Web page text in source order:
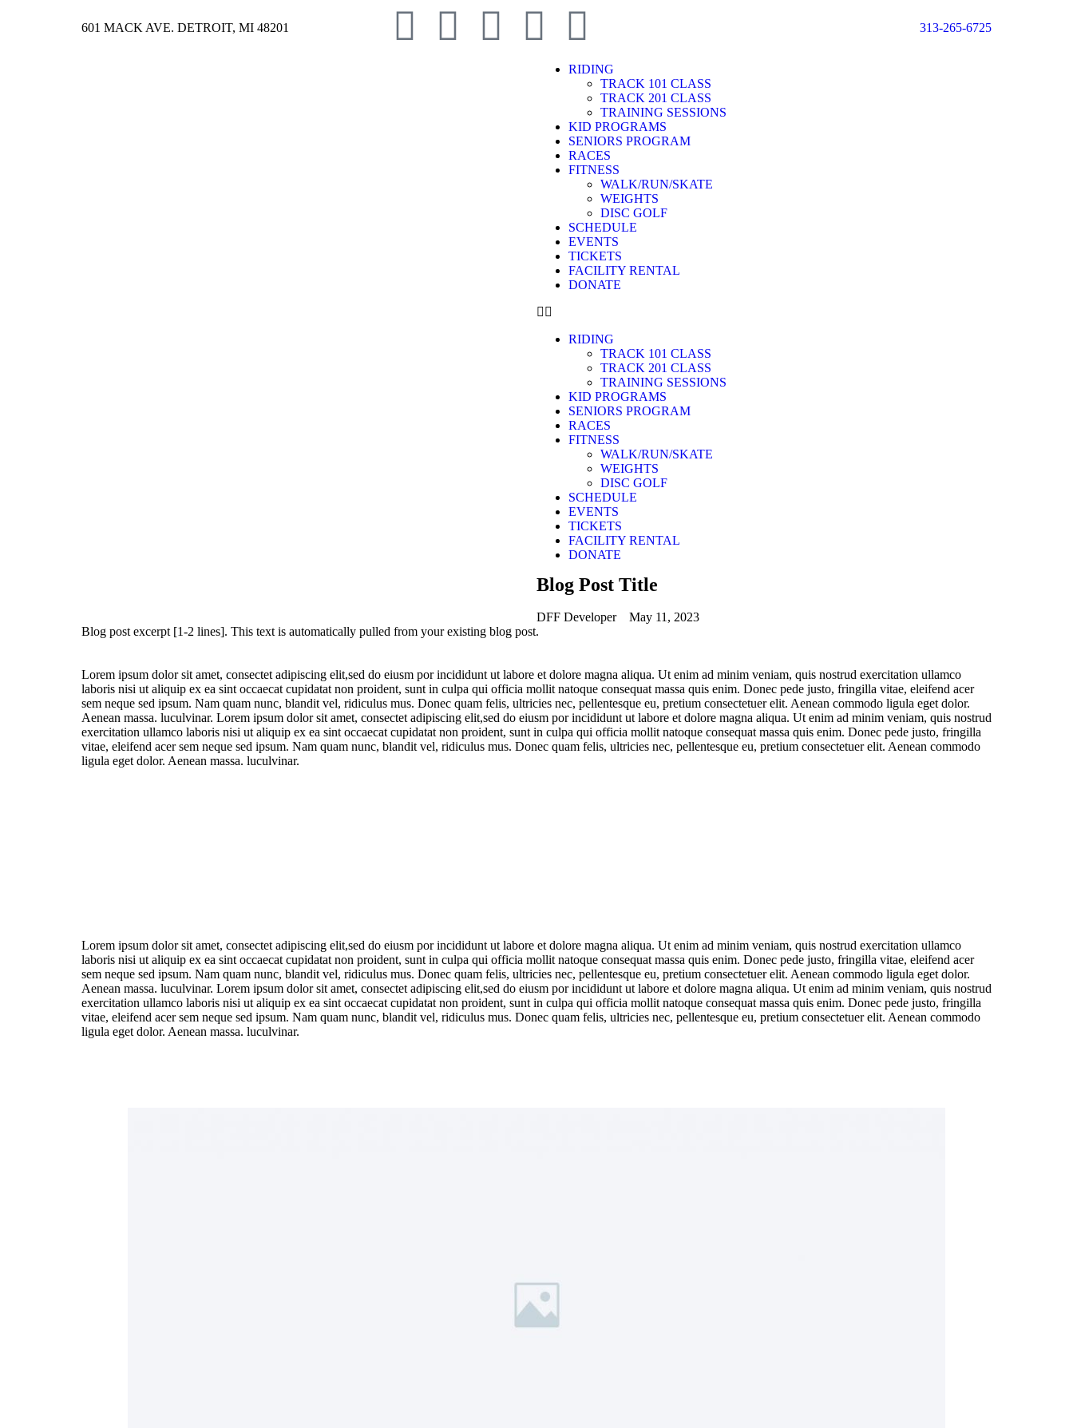
601 MACK AVE. DETROIT, MI 48201 313-265-6725
RIDING
TRACK 101 CLASS
TRACK 201 CLASS
TRAINING SESSIONS
KID PROGRAMS
SENIORS PROGRAM
RACES
FITNESS
WALK/RUN/SKATE
WEIGHTS
DISC GOLF
SCHEDULE
EVENTS
TICKETS
FACILITY RENTAL
DONATE
RIDING
TRACK 101 CLASS
TRACK 201 CLASS
TRAINING SESSIONS
KID PROGRAMS
SENIORS PROGRAM
RACES
FITNESS
WALK/RUN/SKATE
WEIGHTS
DISC GOLF
SCHEDULE
EVENTS
TICKETS
FACILITY RENTAL
DONATE
Blog Post Title
DFF Developer
May 11, 2023
Blog post excerpt [1-2 lines]. This text is automatically pulled from your existing blog post.
Lorem ipsum dolor sit amet, consectet adipiscing elit,sed do eiusm por incididunt ut labore et dolore magna aliqua. Ut enim ad minim veniam, quis nostrud exercitation ullamco
laboris nisi ut aliquip ex ea sint occaecat cupidatat non proident, sunt in culpa qui officia mollit natoque consequat massa quis enim. Donec pede justo, fringilla vitae, eleifend acer
sem neque sed ipsum. Nam quam nunc, blandit vel, ridiculus mus. Donec quam felis, ultricies nec, pellentesque eu, pretium consectetuer elit. Aenean commodo ligula eget dolor.
Aenean massa. luculvinar. Lorem ipsum dolor sit amet, consectet adipiscing elit,sed do eiusm por incididunt ut labore et dolore magna aliqua. Ut enim ad minim veniam, quis nostrud
exercitation ullamco laboris nisi ut aliquip ex ea sint occaecat cupidatat non proident, sunt in culpa qui officia mollit natoque consequat massa quis enim. Donec pede justo, fringilla
vitae, eleifend acer sem neque sed ipsum. Nam quam nunc, blandit vel, ridiculus mus. Donec quam felis, ultricies nec, pellentesque eu, pretium consectetuer elit. Aenean commodo
ligula eget dolor. Aenean massa. luculvinar.
Lorem ipsum dolor sit amet, consectet adipiscing elit,sed do eiusm por incididunt ut labore et dolore magna aliqua. Ut enim ad minim veniam, quis nostrud exercitation ullamco
laboris nisi ut aliquip ex ea sint occaecat cupidatat non proident, sunt in culpa qui officia mollit natoque consequat massa quis enim. Donec pede justo, fringilla vitae, eleifend acer
sem neque sed ipsum. Nam quam nunc, blandit vel, ridiculus mus. Donec quam felis, ultricies nec, pellentesque eu, pretium consectetuer elit. Aenean commodo ligula eget dolor.
Aenean massa. luculvinar. Lorem ipsum dolor sit amet, consectet adipiscing elit,sed do eiusm por incididunt ut labore et dolore magna aliqua. Ut enim ad minim veniam, quis nostrud
exercitation ullamco laboris nisi ut aliquip ex ea sint occaecat cupidatat non proident, sunt in culpa qui officia mollit natoque consequat massa quis enim. Donec pede justo, fringilla
vitae, eleifend acer sem neque sed ipsum. Nam quam nunc, blandit vel, ridiculus mus. Donec quam felis, ultricies nec, pellentesque eu, pretium consectetuer elit. Aenean commodo
ligula eget dolor. Aenean massa. luculvinar.